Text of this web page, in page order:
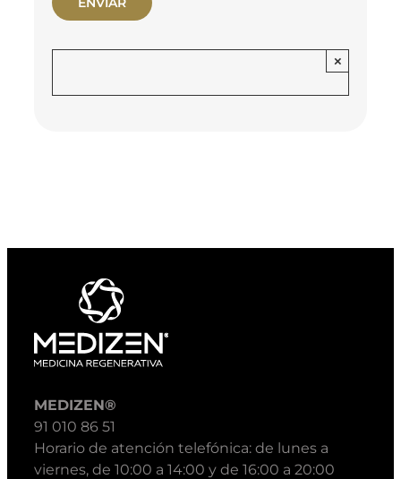
×
MEDIZEN®
91 010 86 51
Horario de atención telefónica: de lunes a
viernes, de 10:00 a 14:00 y de 16:00 a 20:00